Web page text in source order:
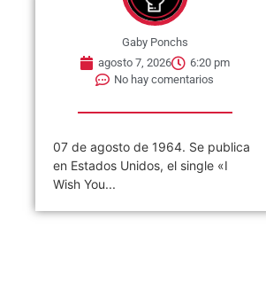
Gaby Ponchs
agosto 7, 2026
6:20 pm
No hay comentarios
07 de agosto de 1964. Se publica
en Estados Unidos, el single «I
Wish You...